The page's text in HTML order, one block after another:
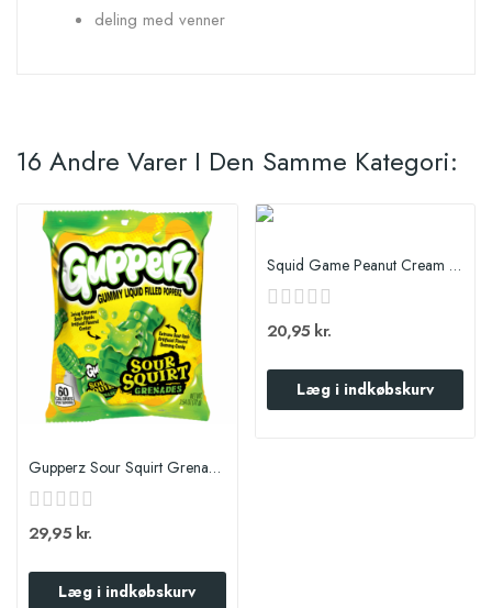
deling med venner
16 Andre Varer I Den Samme Kategori:
Gupperz Sour Squirt Grenades 72g
29,95 kr.
Læg i indkøbskurv
Squid Game Peanut Cream & Raspberry Cups 40 g
20,95 kr.
Læg i indkøbskurv